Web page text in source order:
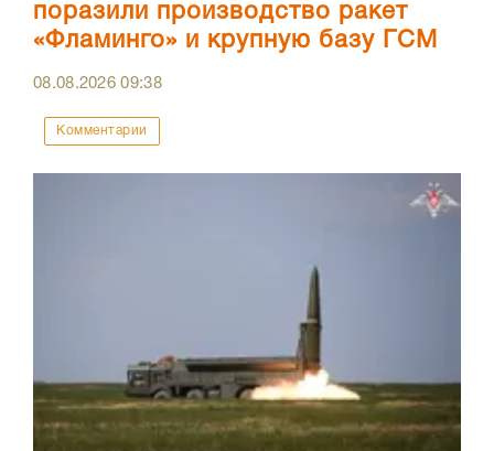
поразили производство ракет
«Фламинго» и крупную базу ГСМ
08.08.202609:38
Комментарии